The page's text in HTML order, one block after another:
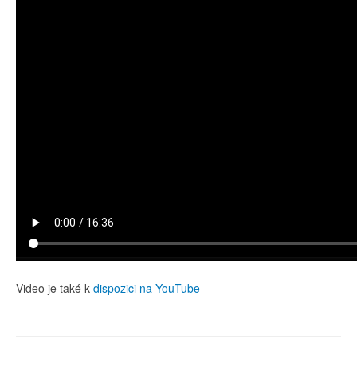
Video je také k dispozici na YouTube